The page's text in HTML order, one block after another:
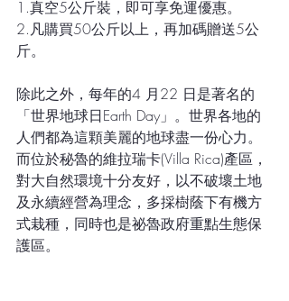
1.真空5公斤裝，即可享免運優惠。
2.凡購買50公斤以上，再加碼贈送5公
斤。
除此之外，每年的4 月22 日是著名的
「世界地球日Earth Day」。世界各地的
人們都為這顆美麗的地球盡一份心力。
而位於秘魯的維拉瑞卡(Villa Rica)產區，
對大自然環境十分友好，以不破壞土地
及永續經營為理念，多採樹蔭下有機方
式栽種，同時也是祕魯政府重點生態保
護區。